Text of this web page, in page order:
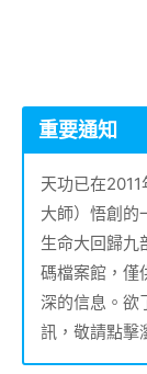
重要通知
天功已在
大師）悟創的
生命大回歸九
碼檔案館，僅
深的信息。欲
訊，敬請點擊